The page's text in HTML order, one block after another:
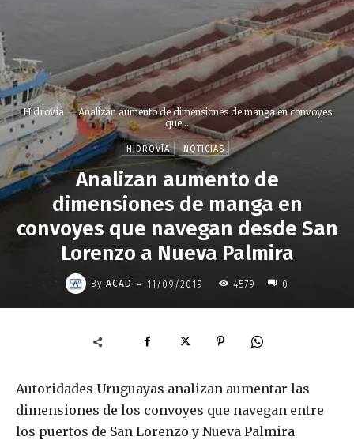
Hidrovía
Analizan aumento de dimensiones de manga en convoyes
que...
HIDROVÍA NOTICIAS
Analizan aumento de
dimensiones de manga en
convoyes que navegan desde San
Lorenzo a Nueva Palmira
By ACAD - 11/09/2019 4579 0
Autoridades Uruguayas analizan aumentar las
dimensiones de los convoyes que navegan entre
los puertos de San Lorenzo y Nueva Palmira